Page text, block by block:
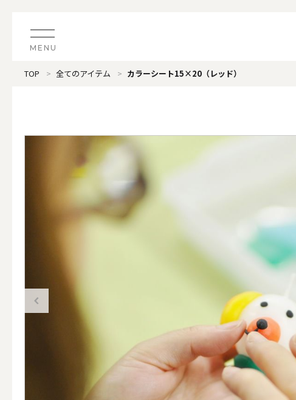
MENU
カテゴリから探す
#タグから探す
（ブランド）YURAGI《ゆらぎ》
ALL
TOP 全てのアイテム カラーシート15×20（レッド）